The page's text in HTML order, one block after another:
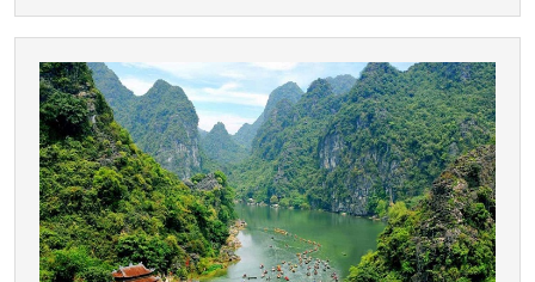
2
Ngày
1
Đêm
Trọn
Gói
Gồm
Những
Gì?